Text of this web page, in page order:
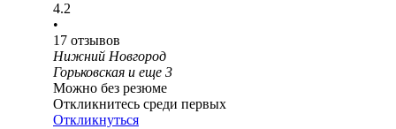
4.2
•
17 отзывов
Нижний Новгород
Горьковская и еще 3
Можно без резюме
Откликнитесь среди первых
Откликнуться